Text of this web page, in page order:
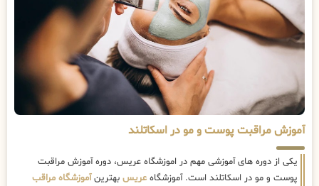
آموزش مراقبت پوست و مو در اسکاتلند
یکی از دوره های آموزشی مهم در اموزشگاه عریس، دوره آموزش مراقبت
پوست و مو در اسکاتلند است. آموزشگاه عریس بهترینآموزشگاه مراقب